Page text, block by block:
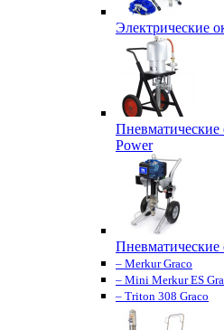
Электрические
Power
Пневматические
– Merkur Graco
– Mini Merkur ES
– Triton 308 Graco